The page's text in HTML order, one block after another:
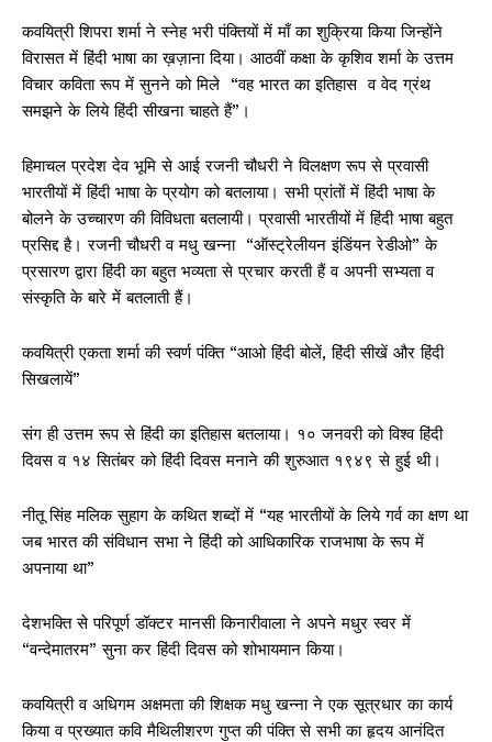
कवयित्री शिपरा शर्मा ने स्नेह भरी पंक्तियों में माँ का शुक्रिया किया जिन्होंने
विरासत में हिंदी भाषा का ख़ज़ाना दिया। आठवीं कक्षा के कृशिव शर्मा के उत्तम
विचार कविता रूप में सुनने को मिले “वह भारत का इतिहास व वेद ग्रंथ
समझने के लिये हिंदी सीखना चाहते हैं”।
हिमाचल प्रदेश देव भूमि से आई रजनी चौधरी ने विलक्षण रूप से प्रवासी
भारतीयों में हिंदी भाषा के प्रयोग को बतलाया। सभी प्रांतों में हिंदी भाषा के
बोलने के उच्चारण की विविधता बतलायी। प्रवासी भारतीयों में हिंदी भाषा बहुत
प्रसिद्द है। रजनी चौधरी व मधु खन्ना “ऑस्ट्रेलीयन इंडिंयन रेडीओ” के
प्रसारण द्वारा हिंदी का बहुत भव्यता से प्रचार करती हैं व अपनी सभ्यता व
संस्कृति के बारे में बतलाती हैं।
कवयित्री एकता शर्मा की स्वर्ण पंक्ति “आओ हिंदी बोलें, हिंदी सीखें और हिंदी
सिखलायें”
संग ही उत्तम रूप से हिंदी का इतिहास बतलाया। १० जनवरी को विश्व हिंदी
दिवस व १४ सितंबर को हिंदी दिवस मनाने की शुरुआत १९४९ से हुई थी।
नीतू सिंह मलिक सुहाग के कथित शब्दों में “यह भारतीयों के लिये गर्व का क्षण था
जब भारत की संविधान सभा ने हिंदी को आधिकारिक राजभाषा के रूप में
अपनाया था”
देशभक्ति से परिपूर्ण डॉक्टर मानसी किनारीवाला ने अपने मधुर स्वर में
“वन्देमातरम” सुना कर हिंदी दिवस को शोभायमान किया।
कवयित्री व अधिगम अक्षमता की शिक्षक मधु खन्ना ने एक सूत्रधार का कार्य
किया व प्रख्यात कवि मैथिलीशरण गुप्त की पंक्ति से सभी का हृदय आनंदित